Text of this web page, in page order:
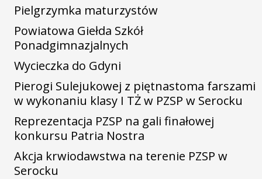
Pielgrzymka maturzystów
Powiatowa Giełda Szkół
Ponadgimnazjalnych
Wycieczka do Gdyni
Pierogi Sulejukowej z piętnastoma farszami
w wykonaniu klasy I TŻ w PZSP w Serocku
Reprezentacja PZSP na gali finałowej
konkursu Patria Nostra
Akcja krwiodawstwa na terenie PZSP w
Serocku